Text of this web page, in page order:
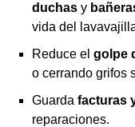
duchas y
vida del
Reduce el golpe
o cerrando grifos
Guarda facturas
reparaciones.